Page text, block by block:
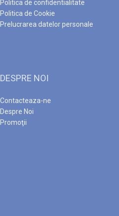
Politica de confidentialitate
Politica de Cookie
Prelucrarea datelor personale
DESPRE NOI
Contacteaza-ne
Despre Noi
Promoţii